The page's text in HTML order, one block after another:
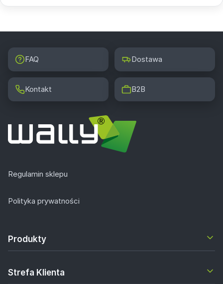
FAQ Dostawa
Kontakt B2B
Regulamin sklepu
Polityka prywatności
Produkty
Strefa Klienta